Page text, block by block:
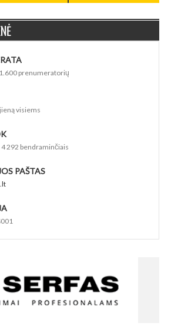
prenumeratorių
visiems
4 292 bendraminčiais
PAŠTAS